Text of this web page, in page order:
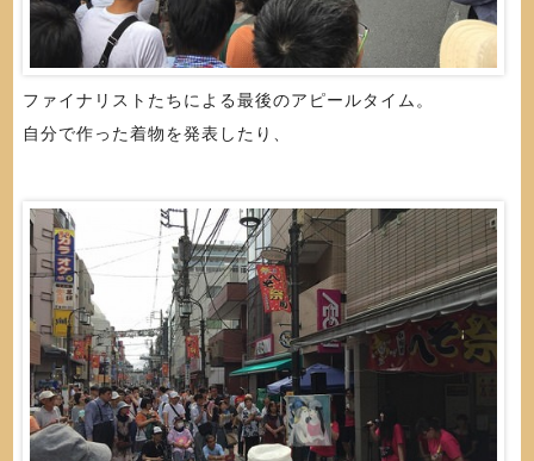
ファイナリストたちによる最後のアピールタイム。
自分で作った着物を発表したり、